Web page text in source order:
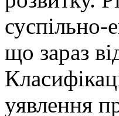
суспільно-
що зараз
уявлення